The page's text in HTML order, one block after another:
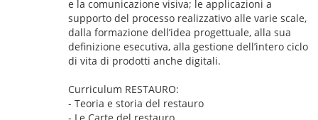
e la comunicazione visiva; le applicazioni a
supporto del processo realizzativo alle varie scale,
dalla formazione dell’idea progettuale, alla sua
definizione esecutiva, alla gestione dell’intero ciclo
di vita di prodotti anche digitali.
Curriculum RESTAURO:
- Teoria e storia del restauro